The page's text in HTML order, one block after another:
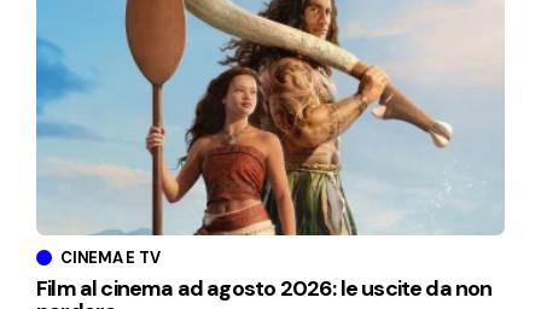
CINEMA E TV
Film al cinema ad agosto 2026: le uscite da non